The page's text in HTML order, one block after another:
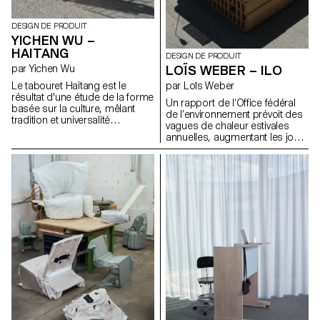
répondre à l'un des besoins les
plus essentiels de l'humanité :
la communication.
DESIGN DE PRODUIT
YICHEN WU –
HAITANG
par Yichen Wu
Le tabouret Haitang est le
résultat d'une étude de la forme
basée sur la culture, mêlant
tradition et universalité
une reconnaissance croissante
de la culture traditionnelle sur le
marché chinois. En s'appuyant
sur des recherches
approfondies sur les meubles
de style Ming, ce projet vise à
extraire et à retranscrire leur
beauté à travers des objets du
quotidien, défiant la perception
commune selon laquelle ils ne
servent qu'à une minorité. En
redessinant l'emblématique
tabouret en plastique rouge,
l'alternative locale au Monobloc,
le tabouret Haitang explore le
DESIGN DE PRODUIT
LOÏS WEBER – ILO
par Loïs Weber
Un rapport de l’Office fédéral
de l’environnement prévoit des
vagues de chaleur estivales
annuelles, augmentant les jours
« tropicaux » durant l'année
(>30°C). Face à ce phénomène,
cherchent des solutions pour
lutter contre ces « îlots de
contre les vagues de chaleur à
Lausanne. En collaboration
avec un fabricant de briques
local, le potentiel de
refroidissement des briques,
qui absorbent et évaporent
l'eau lentement, a été exploité
dans une installation d'assise